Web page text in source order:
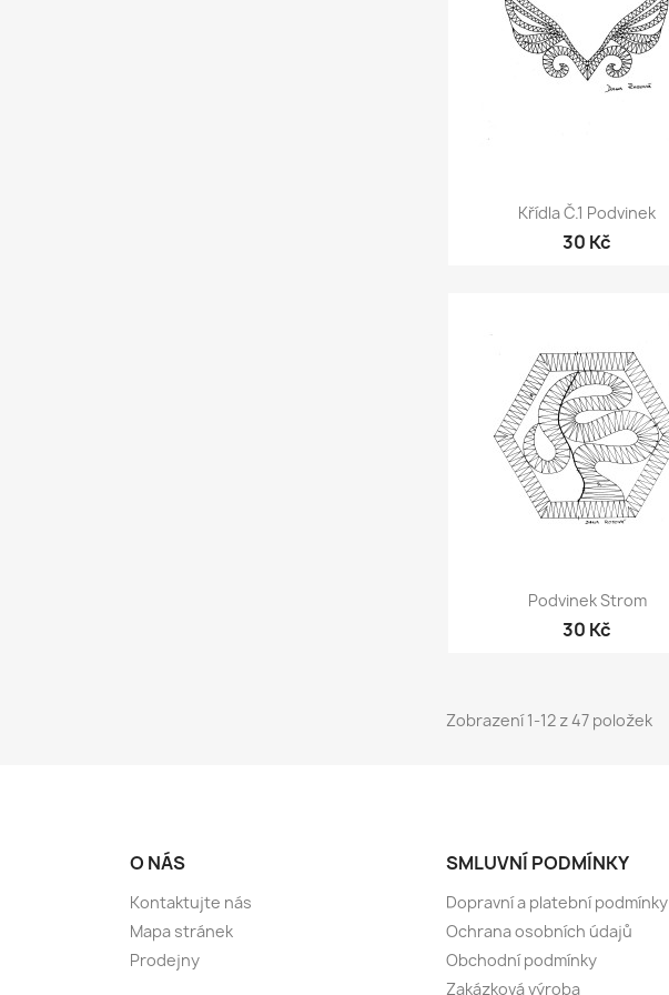
Rychlý náhled
Křídla Č.1 Podvinek
30 Kč
Rychlý náhled
Podvinek Strom
30 Kč
Zobrazení 1-12 z 47 položek
O NÁS
Kontaktujte nás
Mapa stránek
Prodejny
SMLUVNÍ PODMÍNKY
Dopravní a platební podmínky
Ochrana osobních údajů
Obchodní podmínky
Zakázková výroba